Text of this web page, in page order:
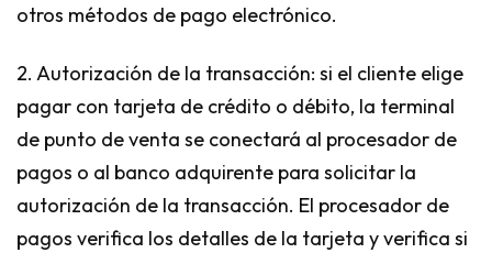
otros métodos de pago electrónico.
2. Autorización de la transacción: si el cliente elige
pagar con tarjeta de crédito o débito, la terminal
de punto de venta se conectará al procesador de
pagos o al banco adquirente para solicitar la
autorización de la transacción. El procesador de
pagos verifica los detalles de la tarjeta y verifica si